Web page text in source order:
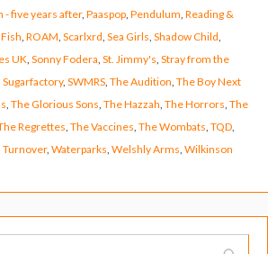
- five years after, Paaspop, Pendulum Reading &
ROAM Scarlxrd Sea Girls Shadow Child
UK Sonny Fodera St. Jimmy's Stray from the
Sugarfactory, SWMRS, The Audition The Boy Next
The Glorious Sons The Hazzah The Horrors The
Regrettes The Vaccines The Wombats TQD,
Turnover, Waterparks Welshly Arms Wilkinson